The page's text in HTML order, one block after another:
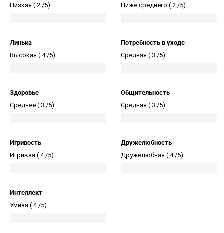
Низкая ( 2 /5)
Ниже среднего (2 /5)
Линька
Высокая ( 4 /5)
Потребность в уходе
Средняя (3 /5)
Здоровье
Среднее ( 3 /5)
Общительность
Средняя (3 /5)
Игривость
Игривая ( 4 /5)
Дружелюбность
Дружелюбная (4 /5)
Интеллект
Умная ( 4 /5)